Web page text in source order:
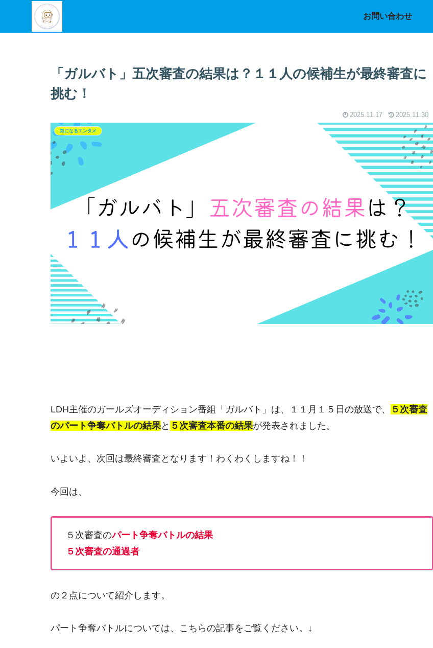
お問い合わせ
「ガルバト」五次審査の結果は？１１人の候補生が最終審査に
挑む！
2025.11.17 2025.11.30
気になるエンタメ
LDH主催のガールズオーディション番組「ガルバト」は、１１月１５日の放送で、
５次審査
のパート争奪バトルの結果と ５次審査本番の結果が発表されました。
いよいよ、次回は最終審査となります！わくわくしますね！！
今回は、
５次審査のパート争奪バトルの結果
５次審査の通過者
の２点について紹介します。
パート争奪バトルについては、こちらの記事をご覧ください。↓